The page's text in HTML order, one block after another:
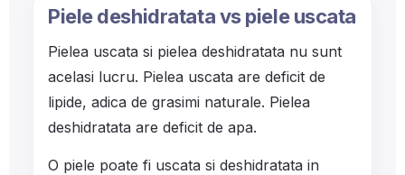
Piele deshidratata vs piele uscata
Pielea uscata si pielea deshidratata nu sunt
acelasi lucru. Pielea uscata are deficit de
lipide, adica de grasimi naturale. Pielea
deshidratata are deficit de apa.
O piele poate fi uscata si deshidratata in